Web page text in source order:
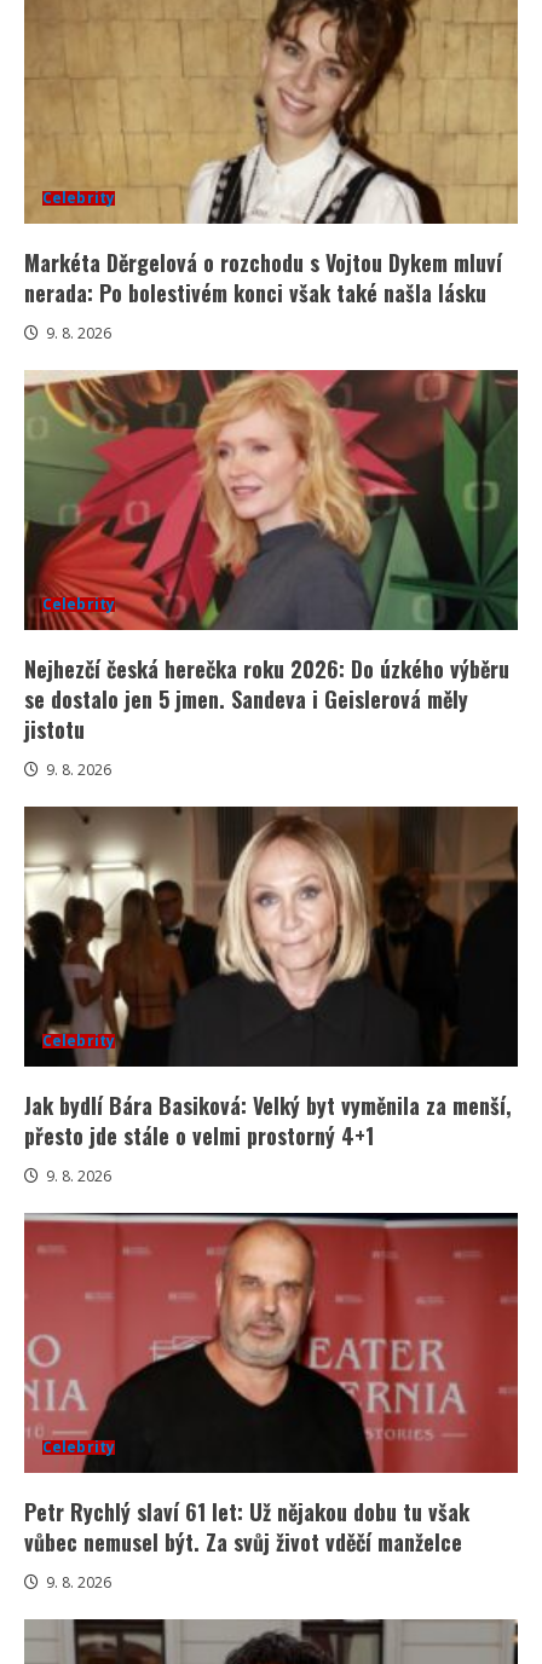
Celebrity
Markéta Děrgelová o rozchodu s Vojtou Dykem mluví
nerada: Po bolestivém konci však také našla lásku
9. 8. 2026
Celebrity
Nejhezčí česká herečka roku 2026: Do úzkého výběru
se dostalo jen 5 jmen. Sandeva i Geislerová měly
jistotu
9. 8. 2026
Celebrity
Jak bydlí Bára Basiková: Velký byt vyměnila za menší,
přesto jde stále o velmi prostorný 4+1
9. 8. 2026
Celebrity
Petr Rychlý slaví 61 let: Už nějakou dobu tu však
vůbec nemusel být. Za svůj život vděčí manželce
9. 8. 2026